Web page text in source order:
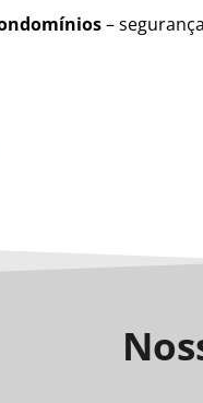
– segurança